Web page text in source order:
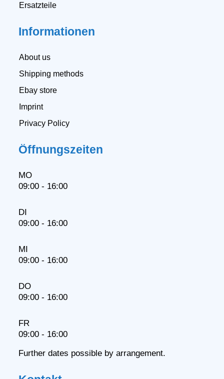
Ersatzteile
Informationen
About us
Shipping methods
Ebay store
Imprint
Privacy Policy
Öffnungszeiten
MO
09:00 - 16:00
DI
09:00 - 16:00
MI
09:00 - 16:00
DO
09:00 - 16:00
FR
09:00 - 16:00
Further dates possible by arrangement.